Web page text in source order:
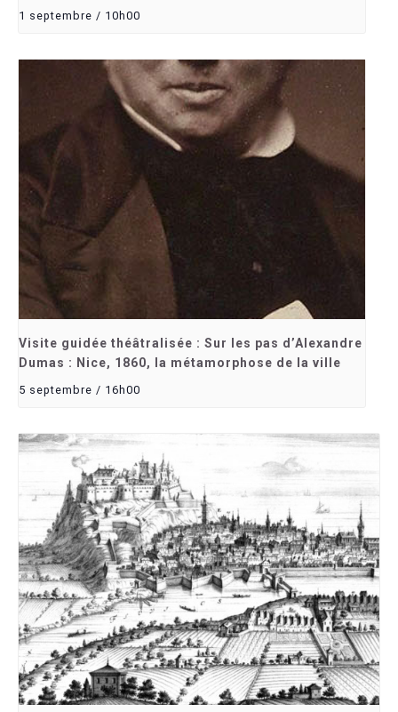
1 septembre / 10h00
Visite guidée théâtralisée : Sur les pas d’Alexandre
Dumas : Nice, 1860, la métamorphose de la ville
5 septembre / 16h00